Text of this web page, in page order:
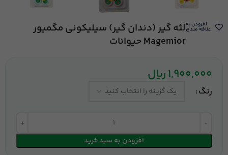
افزودن به
علاقه مندیلثه گیر (دندان گیر) سیلیکونی مگمیور
Magemior حیوانات
1,900,000ریال
رنگ
افزودن به سبد خرید